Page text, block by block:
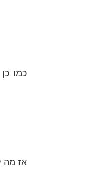
כמו
אז מה